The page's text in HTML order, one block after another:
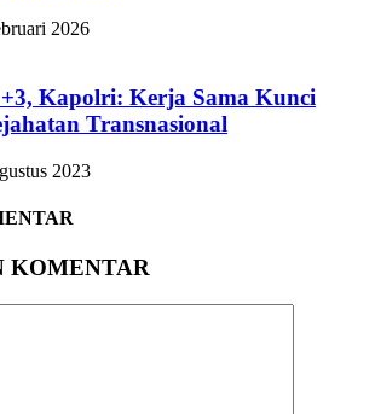
2026
Kapolri: Kerja Sama Kunci
Transnasional
2023
KOMENTAR